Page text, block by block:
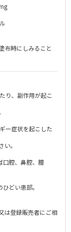
布時にしみること
り、副作用が起こ
ー症状を起こした
。
口腔、鼻腔、膣
どい患部。
は登録販売者にご相